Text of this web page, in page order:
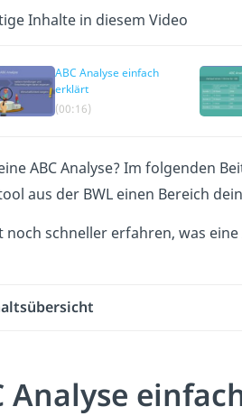
Inhalte in diesem Video
ABC Analyse einfach
erklärt
(00:16)
ABC Analyse? Im folgenden
aus der BWL einen Bereich
noch schneller erfahren, was
Analyse